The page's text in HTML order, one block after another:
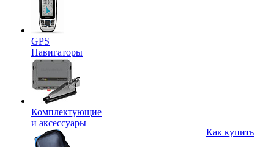
GPS
Навигаторы
Комплектующие
и аксессуары
Как купить